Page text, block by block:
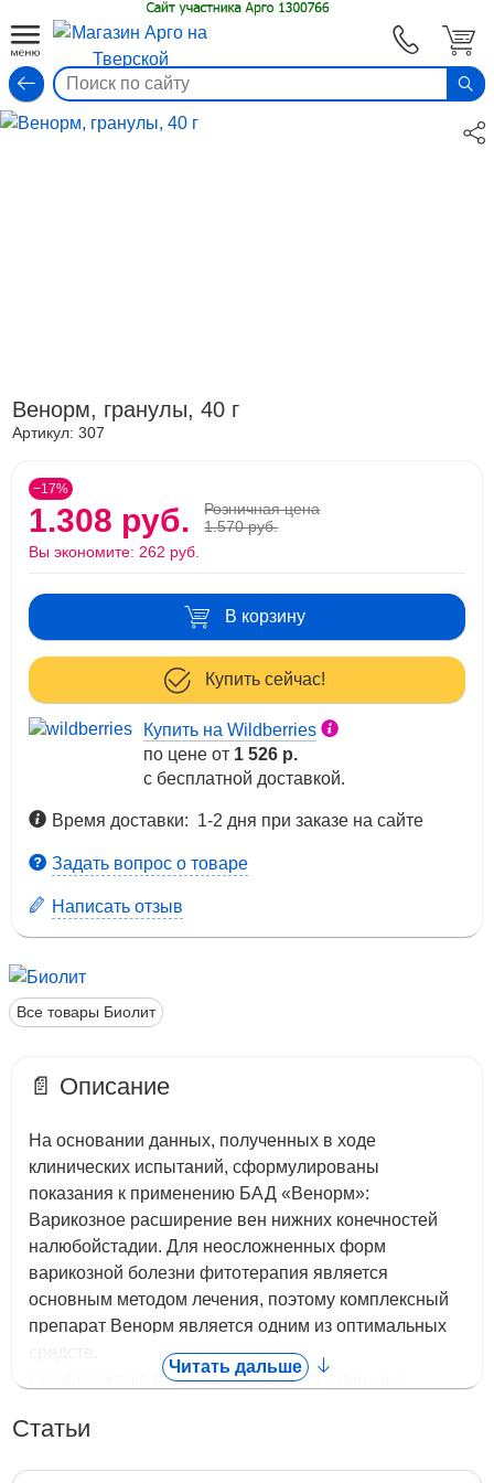
Венорм, гранулы, 40 г
Артикул:307
−17%
1.308 руб.
Розничная цена
1.570 руб.
Вы экономите: 262 руб.
В корзину
Купить сейчас!
Купить на Wildberries
по цене от 1 526 р.
с бесплатной доставкой.
Время доставки: 1-2 дня при заказе на сайте
Задать вопрос о товаре
Написать отзыв
Все товары Биолит
📄 Описание
На основании данных, полученных в ходе
клинических испытаний, сформулированы
показания к применению БАД «Венорм»:
Варикозное расширение вен нижних конечностей
налюбойстадии. Для неосложненных форм
варикозной болезни фитотерапия является
основным методом лечения, поэтому комплексный
препарат Венорм является одним из оптимальных
Профилактика варикозной болезни у лиц, чья
на ноги (хирурги, продавцы, парикмахеры).
Читать дальше
Статьи